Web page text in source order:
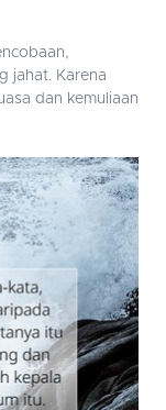
jahat. Karena
dan kemuliaan